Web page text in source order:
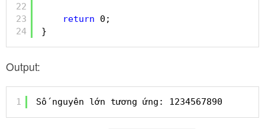
22
23
24
return
0;
}
Output:
1 Số nguyên lớn tương ứng: 1234567890